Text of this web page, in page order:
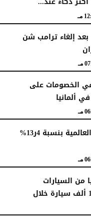
مـ
إلغاء ترامب شن
مـ
الخصومات على
ألمانيا
مـ
ارتفاع مبيعات ”كيا” العالمية بنسبة 4ر13%
مـ
من السيارات
الكهربائية تتجاوز 100 ألف سيارة خلال